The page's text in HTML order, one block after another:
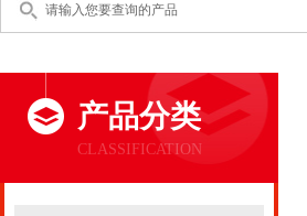
产品分类
CLASSIFICATION